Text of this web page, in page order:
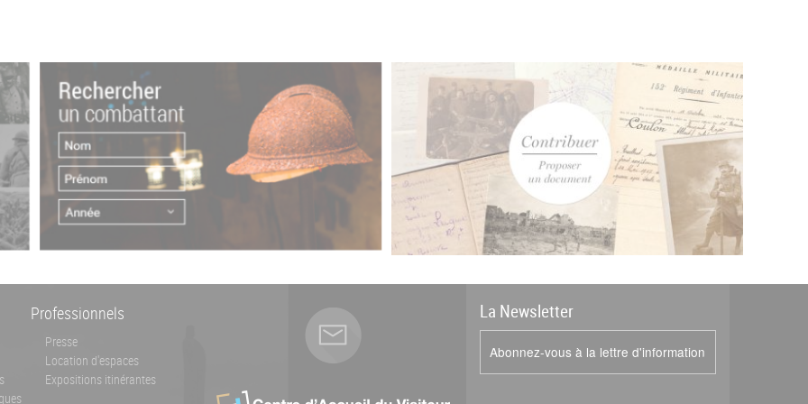
Professionnels
Presse
Location d'espaces
Expositions itinérantes
La Newsletter
Abonnez-vous à la lettre d'information